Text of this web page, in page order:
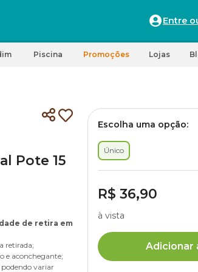
Entre
Piscina Promoções Lojas
Pote 15
de retira em
retirada;
e aconchegante;
variar
Escolha uma opção:
Único
R$ 36,90
à vista
Adicionar